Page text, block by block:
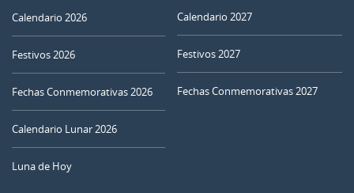
Calendario 2026
Festivos 2026
Fechas Conmemorativas 2026
Calendario Lunar 2026
Luna de Hoy
Calendario 2027
Festivos 2027
Fechas Conmemorativas 2027